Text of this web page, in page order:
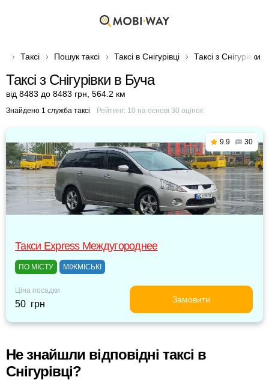
Таксі Пошук таксі Таксі в Снігурівці Таксі з Снігурівки
Таксі з Снігурівки в Буча
від 8483 до 8483 грн 564.2 км
Знайдено 1 служба таксі Рейтинг: 10 на основі 30 оцінок
9.9 30
Такси Express Междугороднее
ПО МІСТУ МІЖМІСЬКІ
Ціна посадки
50 грн Замовити
Не знайшли відповідні таксі в
Снігурівці?